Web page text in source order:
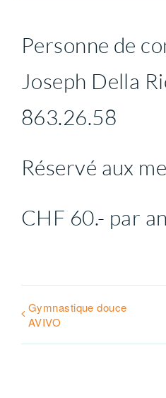
Contact
Soutien
Personne de
Joseph Della
863.26.58
Réservé aux
CHF 60.- par
Gymnastique douce
AVIVO